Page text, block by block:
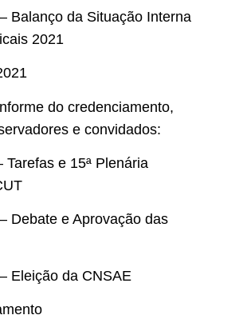
Balanço da Situação Interna
2021
do credenciamento,
e convidados:
Tarefas e 15ª Plenária
Debate e Aprovação das
Eleição da CNSAE